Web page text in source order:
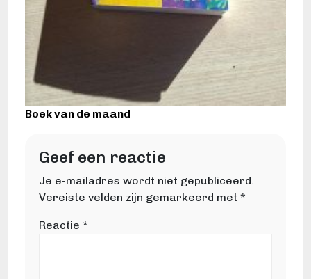
Boek van de maand
Geef een reactie
Je e-mailadres wordt niet gepubliceerd.
Vereiste velden zijn gemarkeerd met *
Reactie *